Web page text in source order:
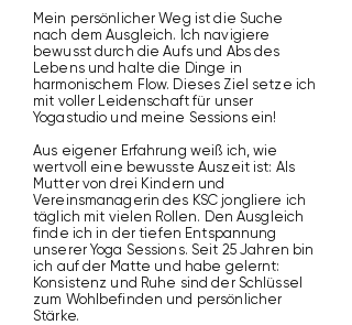
Mein persönlicher Weg ist die Suche
nach dem Ausgleich. Ich navigiere
bewusst durch die Aufs und Abs des
Lebens und halte die Dinge in
harmonischem Flow. Dieses Ziel setze ich
mit voller Leidenschaft für unser
Yogastudio und meine Sessions ein!
Aus eigener Erfahrung weiß ich, wie
wertvoll eine bewusste Auszeit ist: Als
Mutter von drei Kindern und
Vereinsmanagerin des KSC jongliere ich
täglich mit vielen Rollen. Den Ausgleich
finde ich in der tiefen Entspannung
unserer Yoga Sessions. Seit 25 Jahren bin
ich auf der Matte und habe gelernt:
Konsistenz und Ruhe sind der Schlüssel
zum Wohlbefinden und persönlicher
Stärke.